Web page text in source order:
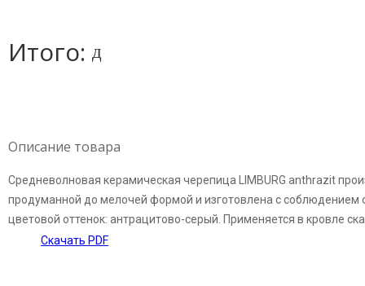
Итого: д
Описание товара
Средневолновая керамическая черепица LIMBURG anthrazit
продуманной до мелочей формой и изготовлена с соблюдением
цветовой оттенок: антрацитово-серый. Применяется в кровле
Скачать PDF